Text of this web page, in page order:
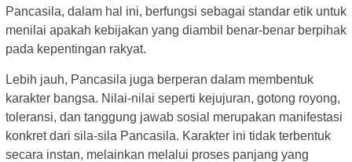
Pancasila, dalam hal ini, berfungsi sebagai standar etik untuk
menilai apakah kebijakan yang diambil benar-benar berpihak
pada kepentingan rakyat.
Lebih jauh, Pancasila juga berperan dalam membentuk
karakter bangsa. Nilai-nilai seperti kejujuran, gotong royong,
toleransi, dan tanggung jawab sosial merupakan manifestasi
konkret dari sila-sila Pancasila. Karakter ini tidak terbentuk
secara instan, melainkan melalui proses panjang yang